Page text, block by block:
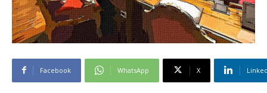
Facebook WhatsApp X